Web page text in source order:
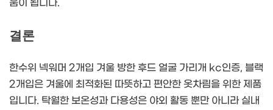
움이 됩니다.
결론
한수위 넥워머 2개입 겨울 방한 후드 얼굴 가리개 kc인증, 블랙
2개입은 겨울에 최적화된 따뜻하고 편안한 옷차림을 위한 제품
입니다. 탁월한 보온성과 다용성은 야외 활동 뿐만 아니라 실내